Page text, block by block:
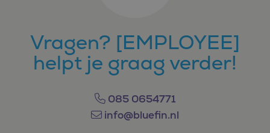
Vragen? [EMPLOYEE]
helpt je graag verder!
085 0654771
info@bluefin.nl